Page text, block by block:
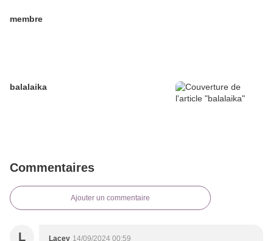
membre
balalaika
Commentaires
Ajouter un commentaire
L Lacey 14/09/2024 00:59